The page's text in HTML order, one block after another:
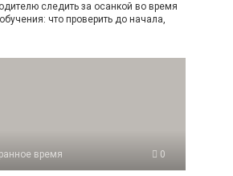
следить за осанкой во время
что проверить до начала,
время 0